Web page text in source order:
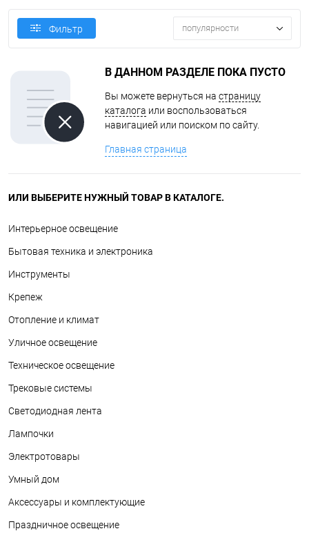
Фильтр популярности
В ДАННОМ РАЗДЕЛЕ ПОКА ПУСТО
Вы можете вернуться на страницу
каталога или воспользоваться
навигацией или поиском по сайту.
Главная страница
ИЛИ ВЫБЕРИТЕ НУЖНЫЙ ТОВАР В КАТАЛОГЕ.
Интерьерное освещение
Бытовая техника и электроника
Инструменты
Крепеж
Отопление и климат
Уличное освещение
Техническое освещение
Трековые системы
Светодиодная лента
Лампочки
Электротовары
Умный дом
Аксессуары и комплектующие
Праздничное освещение